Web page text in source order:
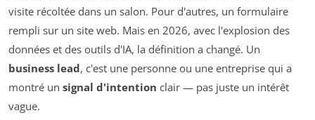
visite récoltée dans un salon. Pour d'autres, un formulaire
rempli sur un site web. Mais en 2026, avec l'explosion des
données et des outils d'IA, la définition a changé. Un
business lead, c'est une personne ou une entreprise qui a
montré un signal d'intention clair — pas juste un intérêt
vague.